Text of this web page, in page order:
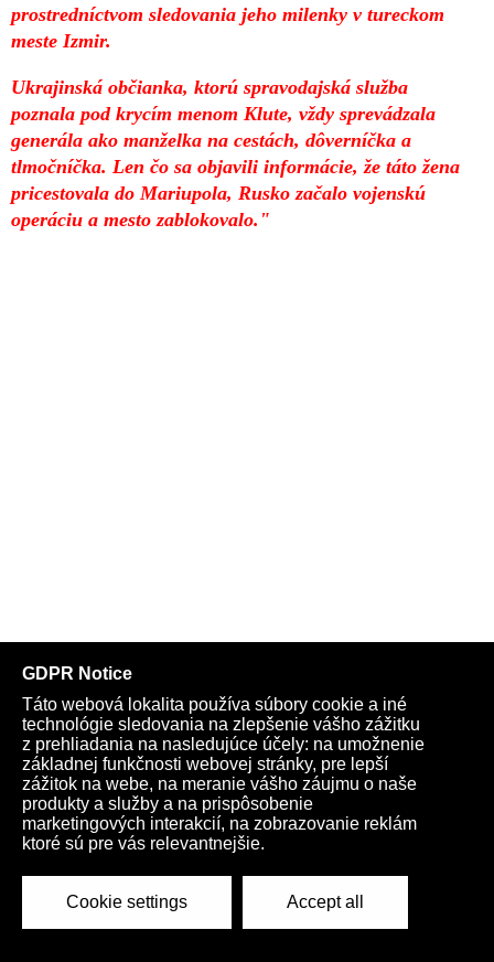
prostredníctvom sledovania jeho milenky v tureckom
meste Izmir.
Ukrajinská občianka, ktorú spravodajská služba
poznala pod krycím menom Klute, vždy sprevádzala
generála ako manželka na cestách, dôverníčka a
tlmočníčka. Len čo sa objavili informácie, že táto žena
pricestovala do Mariupola, Rusko začalo vojenskú
operáciu a mesto zablokovalo."